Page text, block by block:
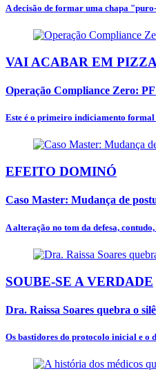
A decisão de formar uma chapa
VAI ACABAR EM
Operação Compliance Zero:
Este é o primeiro indiciamento formal
EFEITO DOMINÓ
Caso Master: Mudança de
A alteração no tom da defesa,
SOUBE-SE A VERDADE
Dra. Raissa Soares quebra o
Os bastidores do protocolo inicial e o